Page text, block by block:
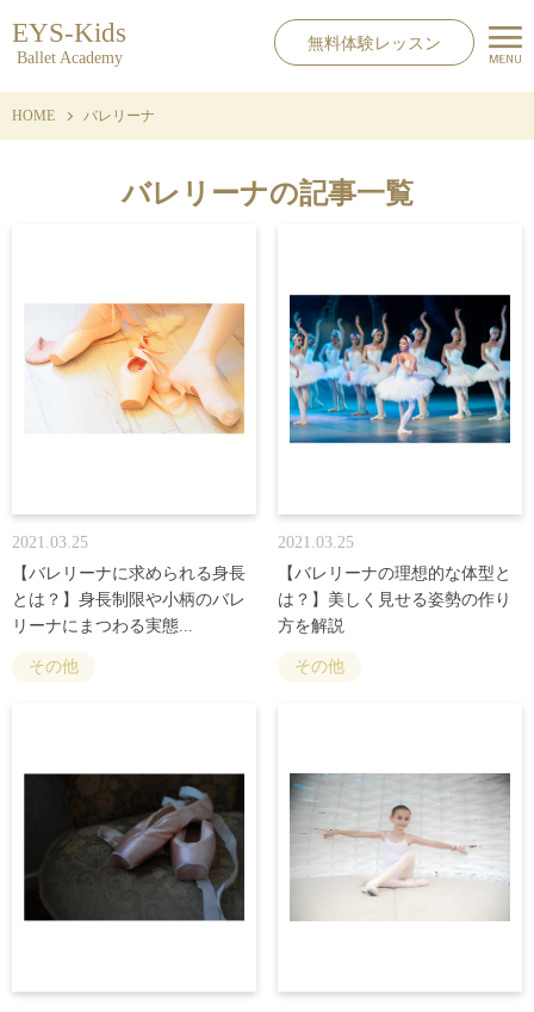
EYS-Kids
Ballet Academy
無料体験レッスン
HOME バレリーナ
バレリーナの記事一覧
2021.03.25
【バレリーナに求められる身長
とは？】身長制限や小柄のバレ
リーナにまつわる実態...
その他
2021.03.25
【バレリーナの理想的な体型と
は？】美しく見せる姿勢の作り
方を解説
その他